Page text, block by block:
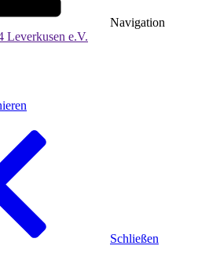
Navigation
Schließen